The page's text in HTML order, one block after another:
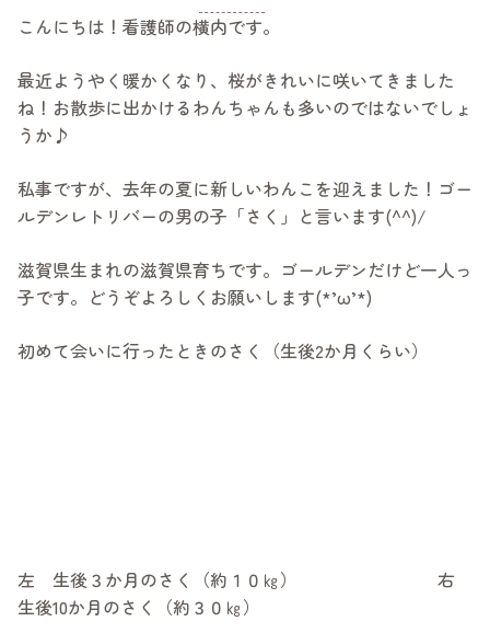
病院案内
アクセス
こんにちは！看護師の横内です。
最近ようやく暖かくなり、桜がきれいに咲いてきました
ね！お散歩に出かけるわんちゃんも多いのではないでしょ
うか♪
私事ですが、去年の夏に新しいわんこを迎えました！ゴー
ルデンレトリバーの男の子「さく」と言います(^^)/
滋賀県生まれの滋賀県育ちです。ゴールデンだけど一人っ
子です。どうぞよろしくお願いします(*’ω’*)
初めて会いに行ったときのさく（生後2か月くらい）
左 生後３か月のさく（約１０㎏） 右
生後10か月のさく（約３０㎏）